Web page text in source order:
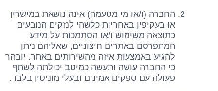
החברה (ו/או מי מטעמה) אינה נושאת במישרין
או בעקיפין באחריות כלשהי לנזקים הנובעים
כתוצאה משימוש ו/או הסתמכות על מידע
המתפרסם באתרים חיצוניים, שאליהם ניתן
להגיע באמצעות איזה מהשירותים באתר. יובהר
כי החברה עושה ותעשה כמיטב יכולתה לשתף
פעולה עם ספקים אמינים ובעלי מוניטין בלבד.